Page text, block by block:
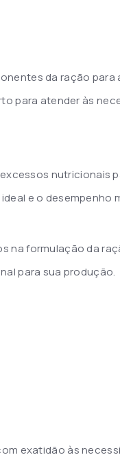
da ração para
para atender às
nutricionais
e o desempenho
na formulação da
para sua produção.
exatidão às